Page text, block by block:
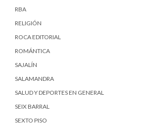
RBA
RELIGIÓN
ROCA EDITORIAL
ROMÁNTICA
SAJALÍN
SALAMANDRA
SALUD Y DEPORTES EN GENERAL
SEIX BARRAL
SEXTO PISO